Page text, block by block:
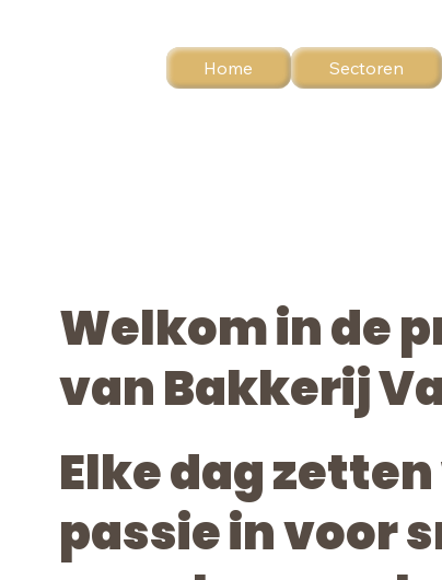
Home Sectoren
Welkom in de
van Bakkerij
Elke dag
passie in voor